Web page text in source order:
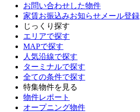
お問い合わせした物件
家賃お振込みお知らせメール登録
じっくり探す
エリアで探す
MAPで探す
人気沿線で探す
ターミナルで探す
全ての条件で探す
特集物件を見る
物件レポート
オープニング物件